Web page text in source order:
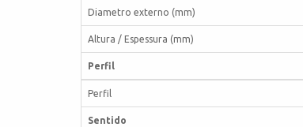
Diametro externo (mm)
Altura / Espessura (mm)
Perfil
Perfil
Sentido